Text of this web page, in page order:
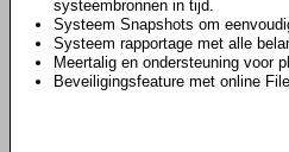
systeembronnen in tijd.
Systeem Snapshots om
Systeem rapportage met alle
Meertalig en ondersteuning voor
Beveiligingsfeature met online